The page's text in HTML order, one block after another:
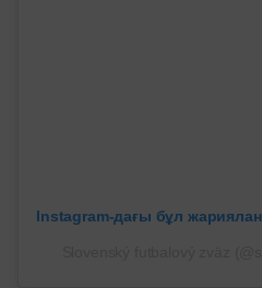
Instagram-дағы бұл